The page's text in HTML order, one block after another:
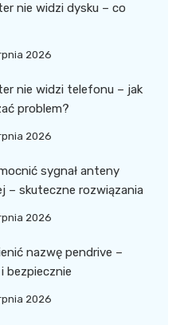
nie widzi dysku – co
2026
nie widzi telefonu – jak
problem?
2026
sygnał anteny
– skuteczne rozwiązania
2026
nazwę pendrive –
bezpiecznie
2026